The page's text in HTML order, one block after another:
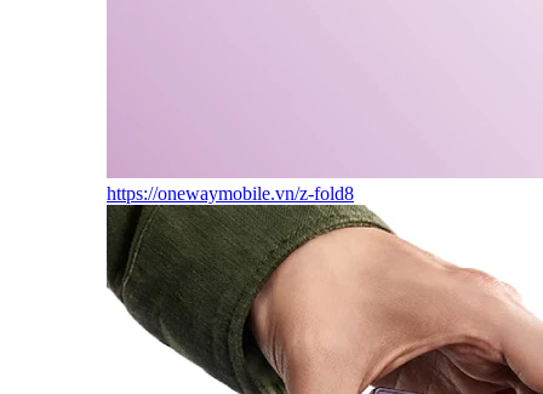
https://onewaymobile.vn/z-fold8